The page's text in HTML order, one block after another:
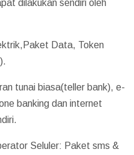
dilakukan sendiri oleh
Data, Token
tunai biasa(teller bank), e-
banking dan internet
Seluler: Paket sms &